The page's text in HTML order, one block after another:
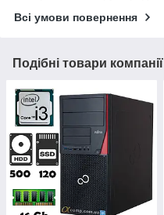
Всі умови повернення
Подібні товари компанії